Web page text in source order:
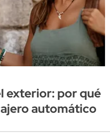
exterior: por qué
automático